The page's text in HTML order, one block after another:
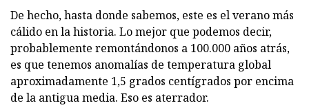
De hecho, hasta donde sabemos, este es el verano más
cálido en la historia. Lo mejor que podemos decir,
probablemente remontándonos a 100.000 años atrás,
es que tenemos anomalías de temperatura global
aproximadamente 1,5 grados centígrados por encima
de la antigua media. Eso es aterrador.